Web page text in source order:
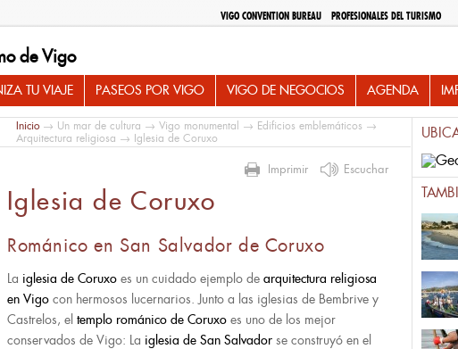
VIGO CONVENTION BUREAU PROFESIONALES DEL TURISMO
de Vigo
TU VIAJE PASEOS POR VIGO VIGO DE NEGOCIOS AGENDA
Inicio→ Un mar de cultura → Vigo monumental → Edificios emblemáticos →
Arquitectura religiosa → Iglesia de Coruxo
Imprimir Escuchar
Iglesia de Coruxo
Románico en San Salvador de Coruxo
La iglesia de Coruxo es un cuidado ejemplo de arquitectura religiosa
en Vigo con hermosos lucernarios. Junto a las iglesias de Bembrive y
Castrelos, el templo románico de Coruxo es uno de los mejor
conservados de Vigo: La iglesia de San Salvador se construyó en el